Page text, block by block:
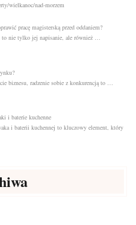
wielkanoc/nad-morzem
pracę magisterską przed oddaniem?
to nie tylko jej napisanie, ale również …
biznesu, radzenie sobie z konkurencją to …
i baterie kuchenne
i baterii kuchennej to kluczowy element, który